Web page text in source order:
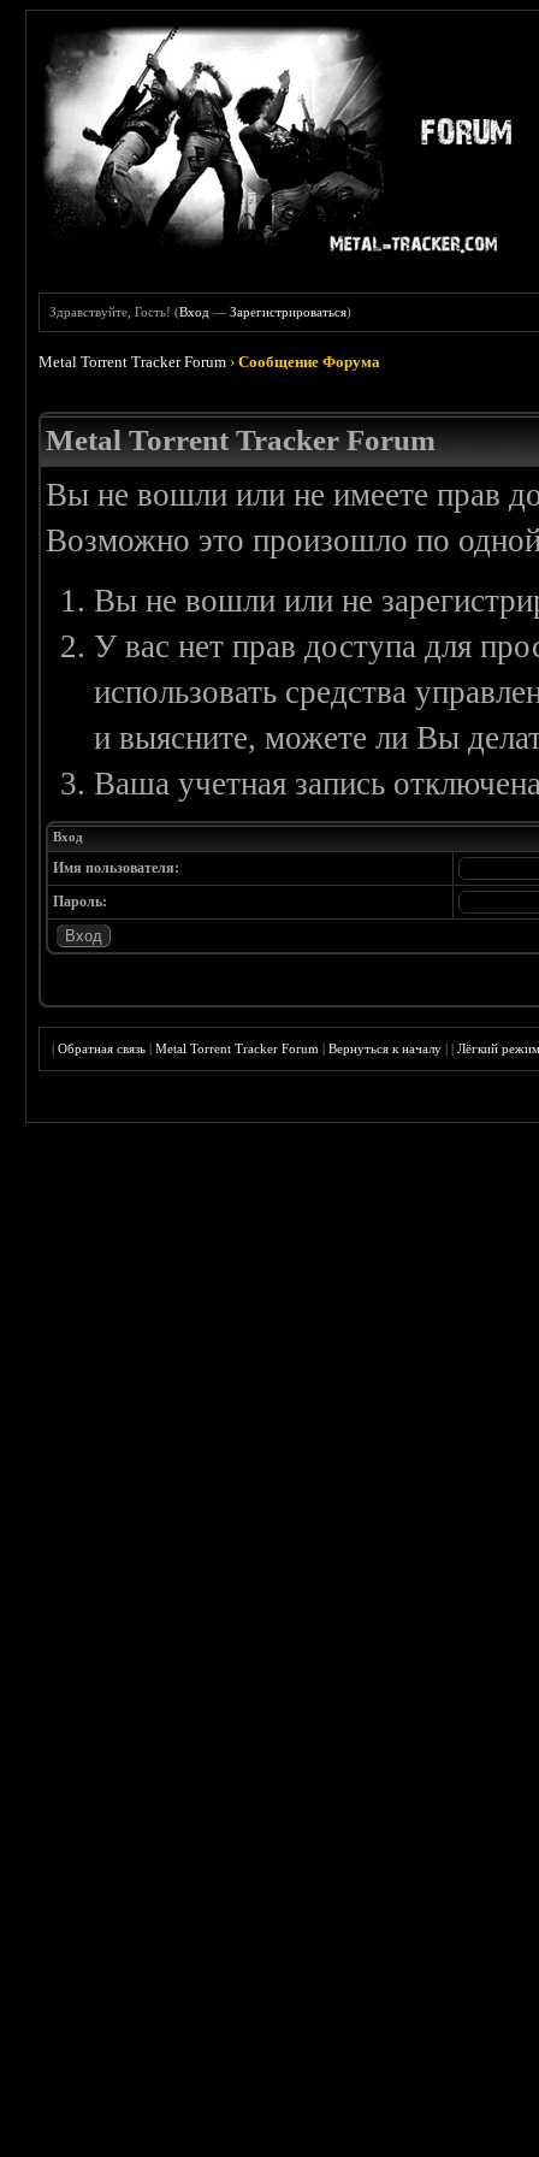
Здравствуйте, Гость! (Вход —Зарегистрироваться)
Metal Torrent Tracker Forum ›Сообщение Форума
Metal Torrent Tracker Forum
Вы не вошли или не имеете прав
Возможно это произошло по
Вы не вошли или не
У вас нет прав доступа для
использовать средства
и выясните, можете ли Вы
Ваша учетная запись
Вход
Имя пользователя:
Пароль:
|Обратная связь |Metal Torrent Tracker Forum |Вернуться к началу ||Лёгкий